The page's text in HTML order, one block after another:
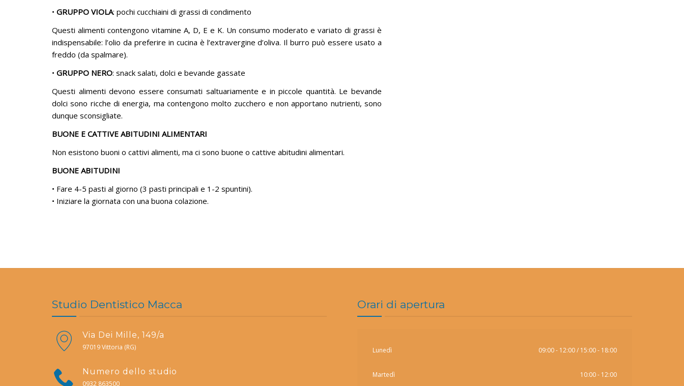
• GRUPPO VIOLA: pochi cucchiaini di grassi di condimento
Questi alimenti contengono vitamine A, D, E e K. Un consumo moderato e variato di grassi è
indispensabile: l’olio da preferire in cucina è l’extravergine d’oliva. Il burro può essere usato a
freddo (da spalmare).
• GRUPPO NERO: snack salati, dolci e bevande gassate
Questi alimenti devono essere consumati saltuariamente e in piccole quantità. Le bevande
dolci sono ricche di energia, ma contengono molto zucchero e non apportano nutrienti, sono
dunque sconsigliate.
BUONE E CATTIVE ABITUDINI ALIMENTARI
Non esistono buoni o cattivi alimenti, ma ci sono buone o cattive abitudini alimentari.
BUONE ABITUDINI
• Fare 4-5 pasti al giorno (3 pasti principali e 1-2 spuntini).
• Iniziare la giornata con una buona colazione.
Studio Dentistico Macca
Via Dei Mille, 149/a
97019 Vittoria (RG)
Numero dello studio
0932 863500
Orari di apertura
Lunedì 09:00 - 12:00 / 15:00 - 18:00
Martedì 10:00 - 12:00